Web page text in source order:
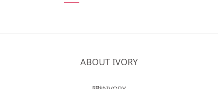
ABOUT IVORY